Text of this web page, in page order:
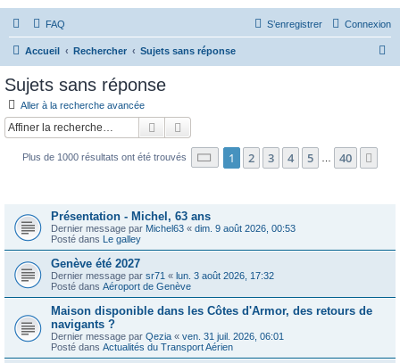
FAQ Connexion
S’enregistrer
Accueil Rechercher Sujets sans réponse
Sujets sans réponse
Aller à la recherche avancée
Rechercher
Plus de 1000 résultats ont été trouvés Page 1sur40
1 2 3 4 5 40
Présentation - Michel, 63 ans
Dernier message par Michel63 « dim. 9 août 2026, 00:53
Posté dans Le galley
Genève été 2027
Dernier message par sr71 « lun. 3 août 2026, 17:32
Posté dans Aéroport de Genève
Maison disponible dans les Côtes d'Armor, des retours de
navigants ?
Dernier message par Qezia « ven. 31 juil. 2026, 06:01
Posté dans Actualités du Transport Aérien